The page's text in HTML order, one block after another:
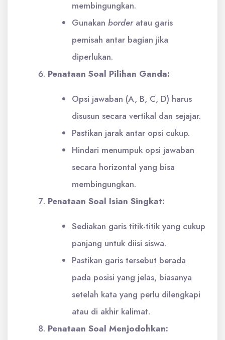
membingungkan.
Gunakan borderatau garis
pemisah antar bagian jika
diperlukan.
Penataan Soal Pilihan Ganda:
Opsi jawaban (A, B, C, D) harus
disusun secara vertikal dan sejajar.
Pastikan jarak antar opsi cukup.
Hindari menumpuk opsi jawaban
secara horizontal yang bisa
membingungkan.
Penataan Soal Isian Singkat:
Sediakan garis titik-titik yang cukup
panjang untuk diisi siswa.
Pastikan garis tersebut berada
pada posisi yang jelas, biasanya
setelah kata yang perlu dilengkapi
atau di akhir kalimat.
Penataan Soal Menjodohkan: